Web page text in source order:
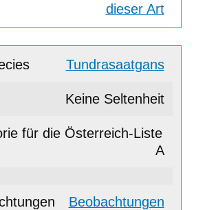
dieser Art
Tundrasaatgans
Keine Seltenheit
A
Beobachtungen